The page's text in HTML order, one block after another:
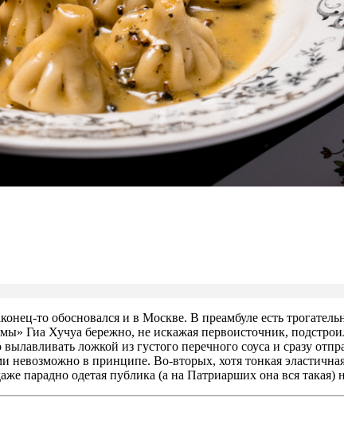
то обосновался и в Москве. В преамбуле есть
Гиа Хучуа бережно, не искажая первоисточник,
ложкой из густого перечного соуса и сразу
невозможно в принципе. Во-вторых, хотя тонкая
парадно одетая публика (а на Патриарших она вся такая)